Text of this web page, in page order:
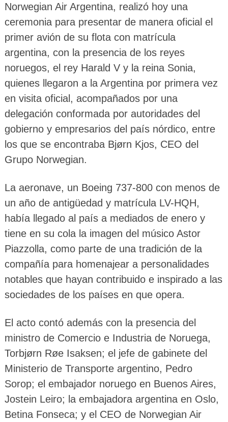
Norwegian Air Argentina, realizó hoy una
ceremonia para presentar de manera oficial el
primer avión de su flota con matrícula
argentina, con la presencia de los reyes
noruegos, el rey Harald V y la reina Sonia,
quienes llegaron a la Argentina por primera vez
en visita oficial, acompañados por una
delegación conformada por autoridades del
gobierno y empresarios del país nórdico, entre
los que se encontraba Bjørn Kjos, CEO del
Grupo Norwegian.
La aeronave, un Boeing 737-800 con menos de
un año de antigüedad y matrícula LV-HQH,
había llegado al país a mediados de enero y
tiene en su cola la imagen del músico Astor
Piazzolla, como parte de una tradición de la
compañía para homenajear a personalidades
notables que hayan contribuido e inspirado a las
sociedades de los países en que opera.
El acto contó además con la presencia del
ministro de Comercio e Industria de Noruega,
Torbjørn Røe Isaksen; el jefe de gabinete del
Ministerio de Transporte argentino, Pedro
Sorop; el embajador noruego en Buenos Aires,
Jostein Leiro; la embajadora argentina en Oslo,
Betina Fonseca; y el CEO de Norwegian Air